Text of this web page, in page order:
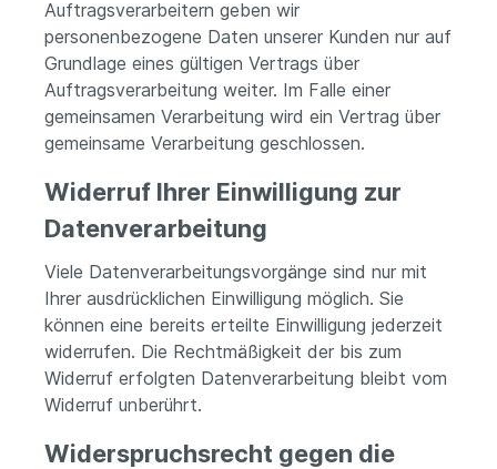
Auftragsverarbeitern geben wir
personenbezogene Daten unserer Kunden nur auf
Grundlage eines gültigen Vertrags über
Auftragsverarbeitung weiter. Im Falle einer
gemeinsamen Verarbeitung wird ein Vertrag über
gemeinsame Verarbeitung geschlossen.
Widerruf Ihrer Einwilligung zur
Datenverarbeitung
Viele Datenverarbeitungsvorgänge sind nur mit
Ihrer ausdrücklichen Einwilligung möglich. Sie
können eine bereits erteilte Einwilligung jederzeit
widerrufen. Die Rechtmäßigkeit der bis zum
Widerruf erfolgten Datenverarbeitung bleibt vom
Widerruf unberührt.
Widerspruchsrecht gegen die